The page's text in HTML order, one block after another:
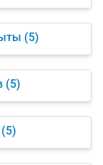
(5)
(5)
(5)